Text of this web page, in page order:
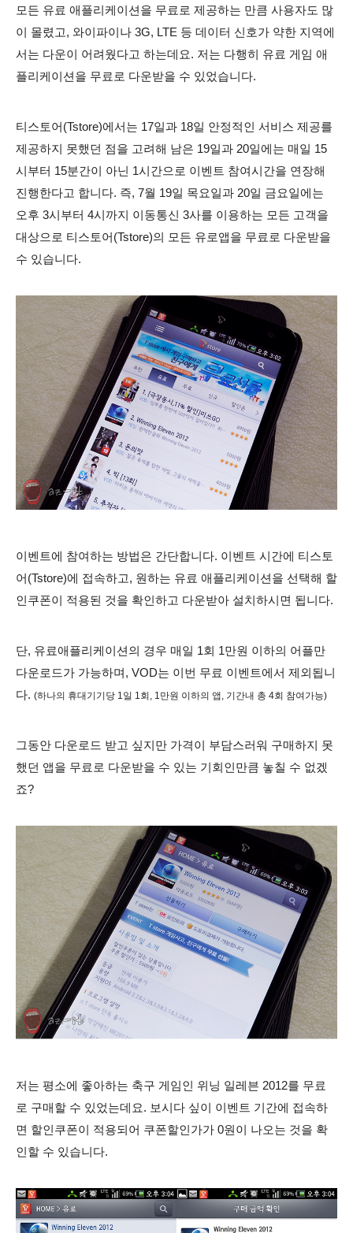
모든 유료 애플리케이션을 무료로 제공하는 만큼 사용자도 많
이 몰렸고, 와이파이나 3G, LTE 등 데이터 신호가 약한 지역에
서는 다운이 어려웠다고 하는데요. 저는 다행히 유료 게임 애
플리케이션을 무료로 다운받을 수 있었습니다.
티스토어(Tstore)에서는 17일과 18일 안정적인 서비스 제공를
제공하지 못했던 점을 고려해 남은 19일과 20일에는 매일 15
시부터 15분간이 아닌 1시간으로 이벤트 참여시간을 연장해
진행한다고 합니다. 즉, 7월 19일 목요일과 20일 금요일에는
오후 3시부터 4시까지 이동통신 3사를 이용하는 모든 고객을
대상으로 티스토어(Tstore)의 모든 유로앱을 무료로 다운받을
수 있습니다.
이벤트에 참여하는 방법은 간단합니다. 이벤트 시간에 티스토
어(Tstore)에 접속하고, 원하는 유료 애플리케이션을 선택해 할
인쿠폰이 적용된 것을 확인하고 다운받아 설치하시면 됩니다.
단, 유료애플리케이션의 경우 매일 1회 1만원 이하의 어플만
다운로드가 가능하며, VOD는 이번 무료 이벤트에서 제외됩니
다. (하나의 휴대기기당 1일 1회, 1만원 이하의 앱, 기간내 총 4회 참여가능)
그동안 다운로드 받고 싶지만 가격이 부담스러워 구매하지 못
했던 앱을 무료로 다운받을 수 있는 기회인만큼 놓칠 수 없겠
죠?
저는 평소에 좋아하는 축구 게임인 위닝 일레븐 2012를 무료
로 구매할 수 있었는데요. 보시다 싶이 이벤트 기간에 접속하
면 할인쿠폰이 적용되어 쿠폰할인가가 0원이 나오는 것을 확
인할 수 있습니다.